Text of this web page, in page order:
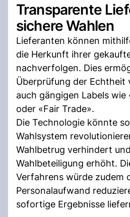
Transparente
sichere Wahlen
Lieferanten können
die Herkunft ihrer
nachverfolgen. Dies
Überprüfung der Echtheit
auch gängigen Labels wie
oder «Fair Trade».
Die Technologie könnte
Wahlsystem
Wahlbetrug verhindert
Wahlbeteiligung erhöht.
Verfahrens würde zudem
Personalaufwand
sofortige Ergebnisse